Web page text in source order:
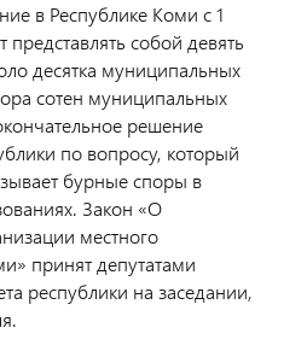
в Республике Коми с 1
представлять собой девять
десятка муниципальных
сотен муниципальных
решение
по вопросу, который
бурные споры в
Закон «О
местного
принят депутатами
республики на заседании,